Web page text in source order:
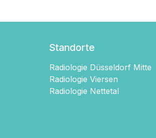
Standorte
Radiologie Düsseldorf Mitte
Radiologie Viersen
Radiologie Nettetal